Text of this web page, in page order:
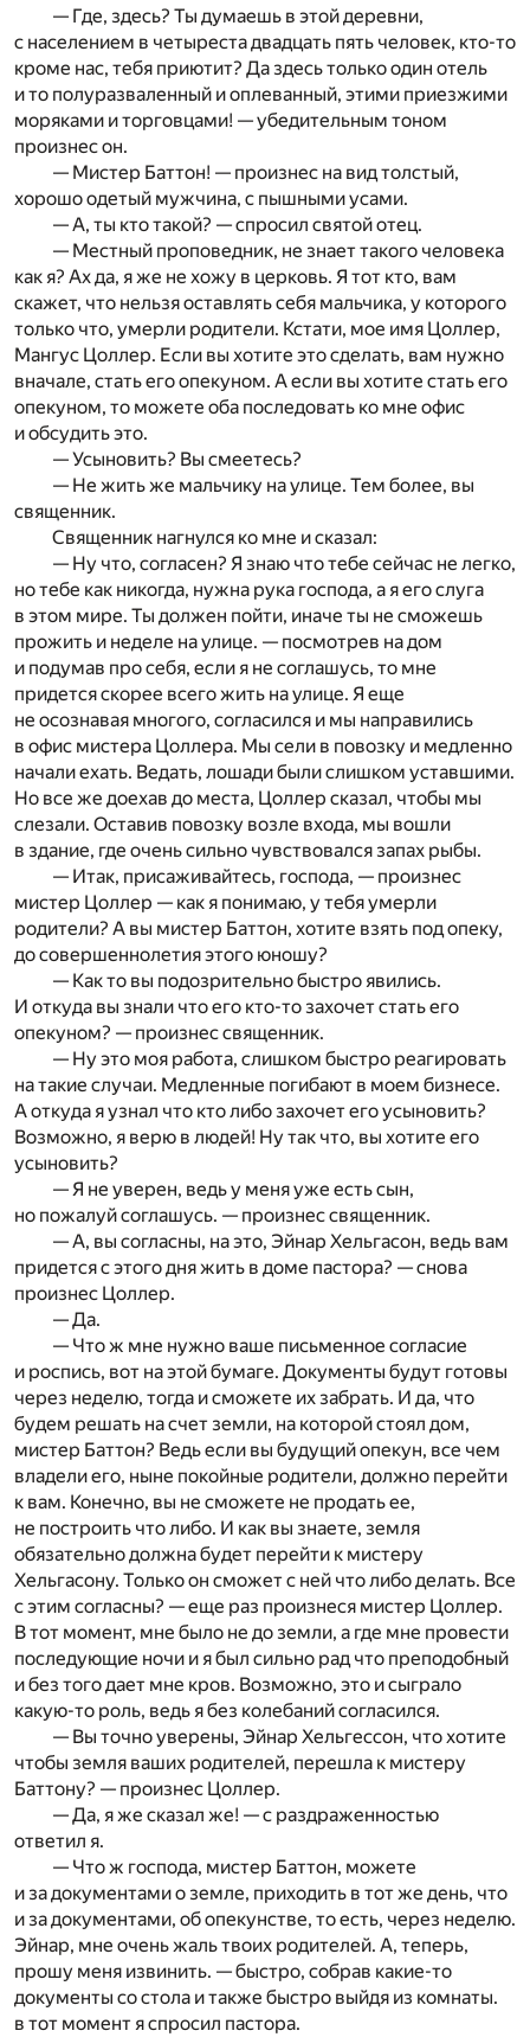
— Где, здесь? Ты думаешь в этой деревни,
с населением в четыреста двадцать пять человек, кто-то
кроме нас, тебя приютит? Да здесь только один отель
и то полуразваленный и оплеванный, этими приезжими
моряками и торговцами! — убедительным тоном
произнес он.
— Мистер Баттон! — произнес на вид толстый,
хорошо одетый мужчина, с пышными усами.
— А, ты кто такой? — спросил святой отец.
— Местный проповедник, не знает такого человека
как я? Ах да, я же не хожу в церковь. Я тот кто, вам
скажет, что нельзя оставлять себя мальчика, у которого
только что, умерли родители. Кстати, мое имя Цоллер,
Мангус Цоллер. Если вы хотите это сделать, вам нужно
вначале, стать его опекуном. А если вы хотите стать его
опекуном, то можете оба последовать ко мне офис
и обсудить это.
— Усыновить? Вы смеетесь?
— Не жить же мальчику на улице. Тем более, вы
священник.
Священник нагнулся ко мне и сказал:
— Ну что, согласен? Я знаю что тебе сейчас не легко,
но тебе как никогда, нужна рука господа, а я его слуга
в этом мире. Ты должен пойти, иначе ты не сможешь
прожить и неделе на улице. — посмотрев на дом
и подумав про себя, если я не соглашусь, то мне
придется скорее всего жить на улице. Я еще
не осознавая многого, согласился и мы направились
в офис мистера Цоллера. Мы сели в повозку и медленно
начали ехать. Ведать, лошади были слишком уставшими.
Но все же доехав до места, Цоллер сказал, чтобы мы
слезали. Оставив повозку возле входа, мы вошли
в здание, где очень сильно чувствовался запах рыбы.
— Итак, присаживайтесь, господа, — произнес
мистер Цоллер — как я понимаю, у тебя умерли
родители? А вы мистер Баттон, хотите взять под опеку,
до совершеннолетия этого юношу?
— Как то вы подозрительно быстро явились.
И откуда вы знали что его кто-то захочет стать его
опекуном? — произнес священник.
— Ну это моя работа, слишком быстро реагировать
на такие случаи. Медленные погибают в моем бизнесе.
А откуда я узнал что кто либо захочет его усыновить?
Возможно, я верю в людей! Ну так что, вы хотите его
усыновить?
— Я не уверен, ведь у меня уже есть сын,
но пожалуй соглашусь. — произнес священник.
— А, вы согласны, на это, Эйнар Хельгасон, ведь вам
придется с этого дня жить в доме пастора? — снова
произнес Цоллер.
— Да.
— Что ж мне нужно ваше письменное согласие
и роспись, вот на этой бумаге. Документы будут готовы
через неделю, тогда и сможете их забрать. И да, что
будем решать на счет земли, на которой стоял дом,
мистер Баттон? Ведь если вы будущий опекун, все чем
владели его, ныне покойные родители, должно перейти
к вам. Конечно, вы не сможете не продать ее,
не построить что либо. И как вы знаете, земля
обязательно должна будет перейти к мистеру
Хельгасону. Только он сможет с ней что либо делать. Все
с этим согласны? — еще раз произнеся мистер Цоллер.
В тот момент, мне было не до земли, а где мне провести
последующие ночи и я был сильно рад что преподобный
и без того дает мне кров. Возможно, это и сыграло
какую-то роль, ведь я без колебаний согласился.
— Вы точно уверены, Эйнар Хельгессон, что хотите
чтобы земля ваших родителей, перешла к мистеру
Баттону? — произнес Цоллер.
— Да, я же сказал же! — с раздраженностью
ответил я.
— Что ж господа, мистер Баттон, можете
и за документами о земле, приходить в тот же день, что
и за документами, об опекунстве, то есть, через неделю.
Эйнар, мне очень жаль твоих родителей. А, теперь,
прошу меня извинить. — быстро, собрав какие-то
документы со стола и также быстро выйдя из комнаты.
в тот момент я спросил пастора.